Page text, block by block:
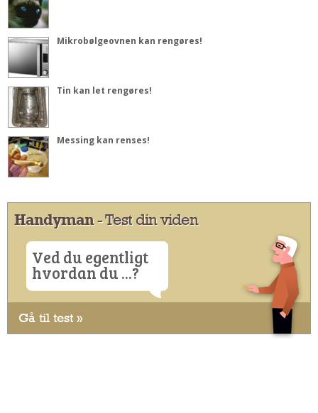
Mikrobølgeovnen kan rengøres!
Tin kan let rengøres!
Messing kan renses!
Handyman- Test din viden
Ved du egentligt
hvordan du ...?
Gå til test »